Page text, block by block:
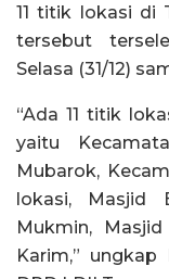
11 titik lokasi di
tersebut
Selasa (31/12)
“Ada 11 titik
yaitu
Mubarok,
lokasi, Masjid
Mukmin,
Karim,”